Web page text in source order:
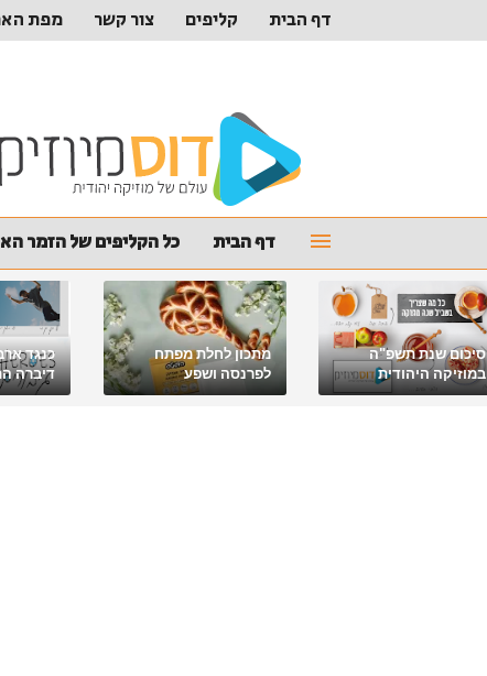
דף הבית קליפים צור קשר מפת
דף הבית כל הקליפים של הזמר
סיכום שנת תשפ"ה
במוזיקה היהודית
מתכון לחלת מפתח
לפרנסה ושפע
כנגד
דיברה
מלאכי